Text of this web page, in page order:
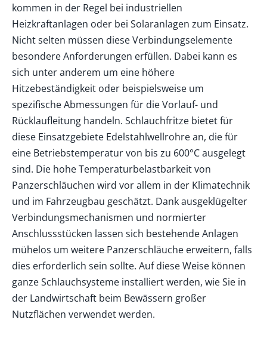
kommen in der Regel bei industriellen
Heizkraftanlagen oder bei Solaranlagen zum Einsatz.
Nicht selten müssen diese Verbindungselemente
besondere Anforderungen erfüllen. Dabei kann es
sich unter anderem um eine höhere
Hitzebeständigkeit oder beispielsweise um
spezifische Abmessungen für die Vorlauf- und
Rücklaufleitung handeln. Schlauchfritze bietet für
diese Einsatzgebiete Edelstahlwellrohre an, die für
eine Betriebstemperatur von bis zu 600°C ausgelegt
sind. Die hohe Temperaturbelastbarkeit von
Panzerschläuchen wird vor allem in der Klimatechnik
und im Fahrzeugbau geschätzt. Dank ausgeklügelter
Verbindungsmechanismen und normierter
Anschlussstücken lassen sich bestehende Anlagen
mühelos um weitere Panzerschläuche erweitern, falls
dies erforderlich sein sollte. Auf diese Weise können
ganze Schlauchsysteme installiert werden, wie Sie in
der Landwirtschaft beim Bewässern großer
Nutzflächen verwendet werden.